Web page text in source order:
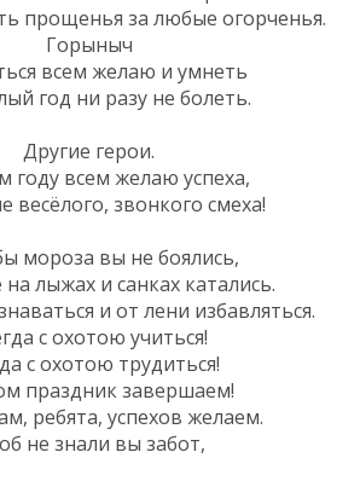
прощенья за любые огорченья.
Горыныч
всем желаю и умнеть
год ни разу не болеть.
Другие герои.
году всем желаю успеха,
весёлого, звонкого смеха!
мороза вы не боялись,
лыжах и санках катались.
и от лени избавляться.
с охотою учиться!
с охотою трудиться!
праздник завершаем!
ребята, успехов желаем.
не знали вы забот,